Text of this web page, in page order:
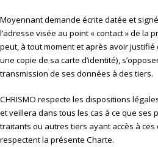
Moyennant demande écrite datée et
l’adresse visée au point « contact » de la
peut, à tout moment et après avoir
une copie de sa carte d’identité),
transmission de ses données à des tiers.
CHRISMO respecte les dispositions
et veillera dans tous les cas à ce que ses
traitants ou autres tiers ayant accès à
respectent la présente Charte.